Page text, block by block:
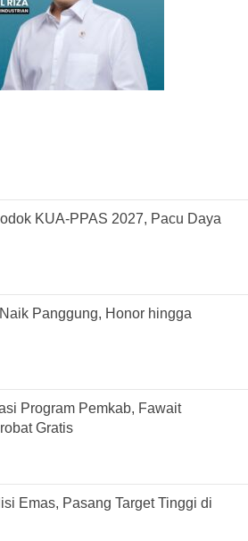
KUA-PPAS 2027, Pacu Daya
Panggung, Honor hingga
Program Pemkab, Fawait
Gratis
Emas, Pasang Target Tinggi di